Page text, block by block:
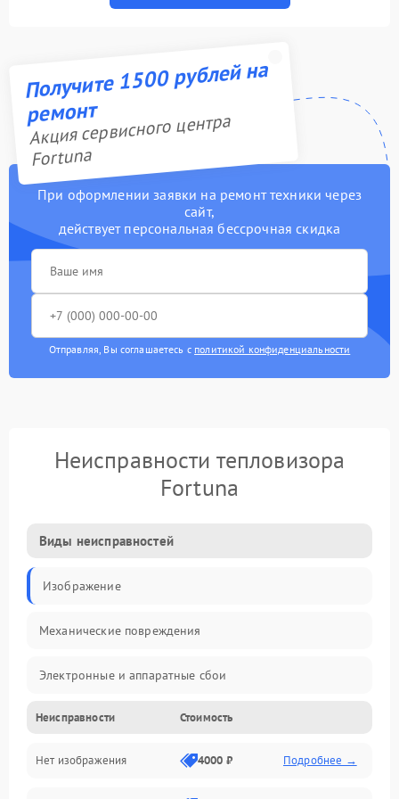
Получите 1500 рублей на
ремонт
Акция сервисного центра
Fortuna
При оформлении заявки на ремонт техники через
сайт,
действует персональная бессрочная скидка
Отправляя, Вы соглашаетесь с политикой конфиденциальности
Неисправности тепловизора
Fortuna
Виды неисправностей
Изображение
Механические повреждения
Электронные и аппаратные сбои
Неисправности сенсора и оптики
Программные ошибки
Неисправности Стоимость
Нет изображения 4000 ₽ Подробнее →